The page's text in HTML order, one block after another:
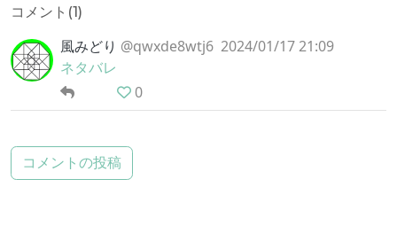
コメント(1)
風みどり @qwxde8wtj6 2024/01/17 21:09
ネタバレ
0
コメントの投稿